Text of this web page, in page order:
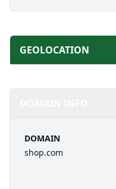
GEOLOCATION
DOMAIN
shop.com